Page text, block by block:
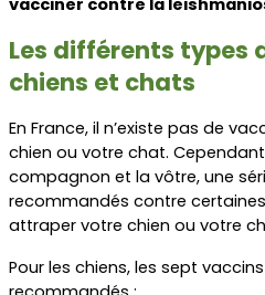
Les différents types
chiens et chats
En France, il n’existe pas de
chien ou votre chat.
compagnon et la vôtre, une
recommandés contre
attraper votre chien ou votre
Pour les chiens, les sept